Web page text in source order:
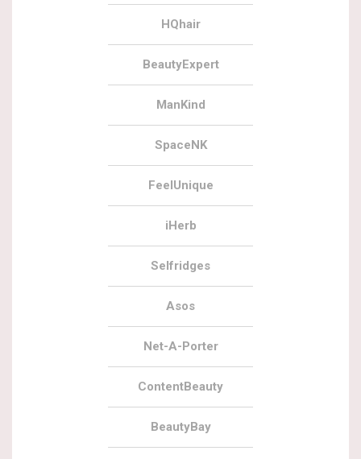
HQhair
BeautyExpert
ManKind
SpaceNK
FeelUnique
iHerb
Selfridges
Asos
Net-A-Porter
ContentBeauty
BeautyBay